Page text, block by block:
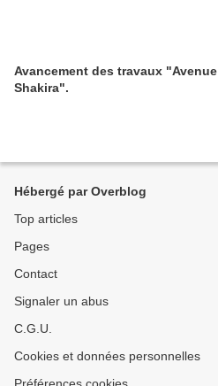
Avancement des travaux "Avenue
Shakira".
Hébergé par Overblog
Top articles
Pages
Contact
Signaler un abus
C.G.U.
Cookies et données personnelles